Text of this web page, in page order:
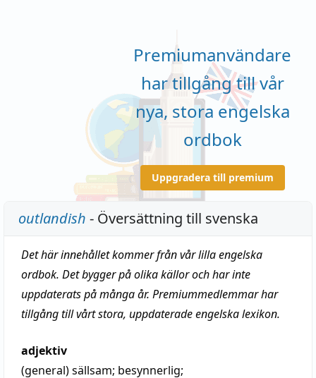
Premiumanvändare
har tillgång till vår
nya, stora engelska
ordbok
Uppgradera till premium
outlandish - Översättning till svenska
Det här innehållet kommer från vår lilla engelska
ordbok. Det bygger på olika källor och har inte
uppdaterats på många år. Premiummedlemmar har
tillgång till vårt stora, uppdaterade engelska lexikon.
adjektiv
(general)sällsam; besynnerlig;